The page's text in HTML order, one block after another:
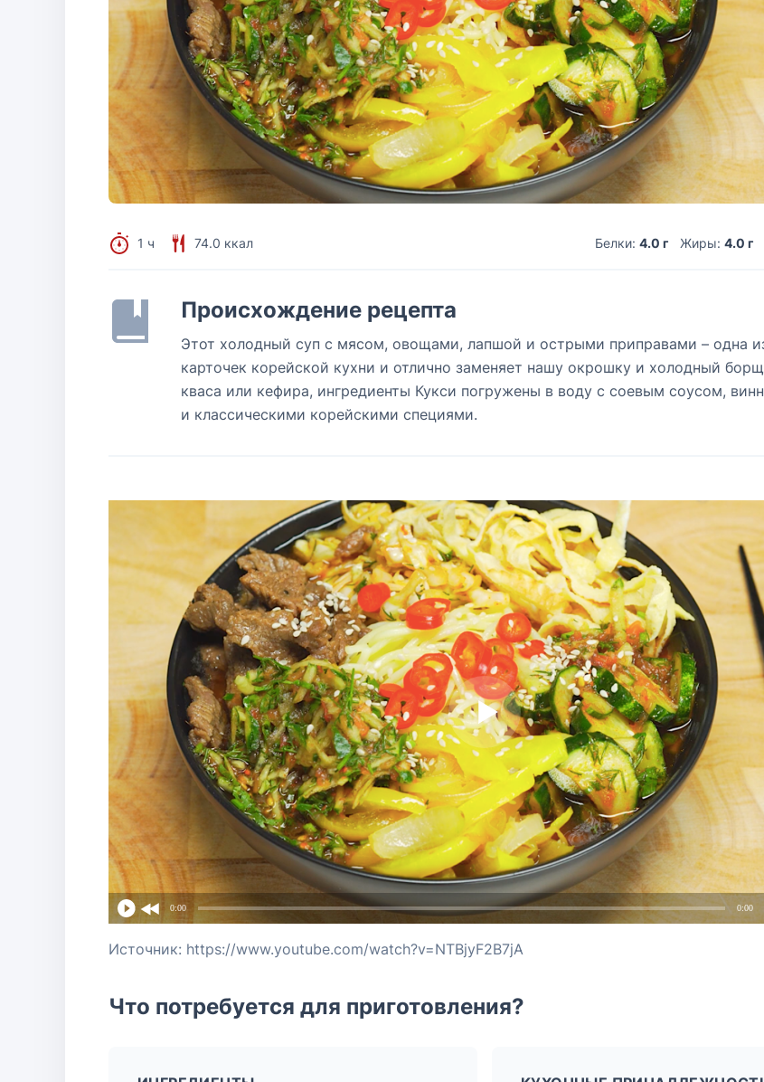
1 ч 74.0 ккал Белки: 4.0 г Жиры: 4.0 г
Происхождение рецепта
Этот холодный суп с мясом, овощами, лапшой и острыми приправами – одна
карточек корейской кухни и отлично заменяет нашу окрошку и холодный
кваса или кефира, ингредиенты Кукси погружены в воду с соевым соусом,
и классическими корейскими специями.
0:00 0:00
Источник: https://www.youtube.com/watch?v=NTBjyF2B7jA
Что потребуется для приготовления?